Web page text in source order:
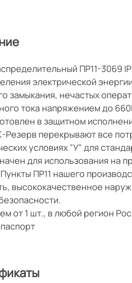
ПР11-3069
электрической
замыкания, нечастых
тока напряжением до
в защитном
перекрывают все
условиях "У" для
для использования на
ПР11 нашего
высококачественное
от 1 шт., в любой регион